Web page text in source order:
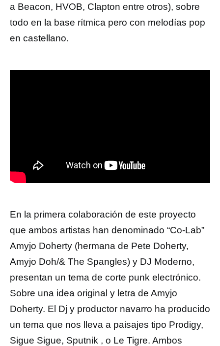
a Beacon, HVOB, Clapton entre otros), sobre
todo en la base rítmica pero con melodías pop
en castellano.
En la primera colaboración de este proyecto
que ambos artistas han denominado “Co-Lab”
Amyjo Doherty (hermana de Pete Doherty,
Amyjo Doh/& The Spangles) y DJ Moderno,
presentan un tema de corte punk electrónico.
Sobre una idea original y letra de Amyjo
Doherty. El Dj y productor navarro ha producido
un tema que nos lleva a paisajes tipo Prodigy,
Sigue Sigue, Sputnik , o Le Tigre. Ambos